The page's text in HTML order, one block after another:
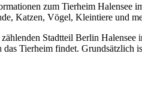
zum Tierheim
Katzen, Vögel, Kleintiere und
Stadtteil Berlin
Tierheim findet. Grundsätzlich